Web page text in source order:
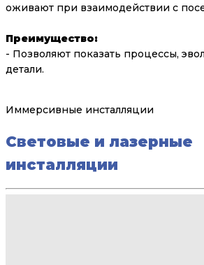
оживают при взаимодействии с
Преимущество:
- Позволяют показать процессы,
детали.
Иммерсивные инсталляции
Световые и лазерные
инсталляции